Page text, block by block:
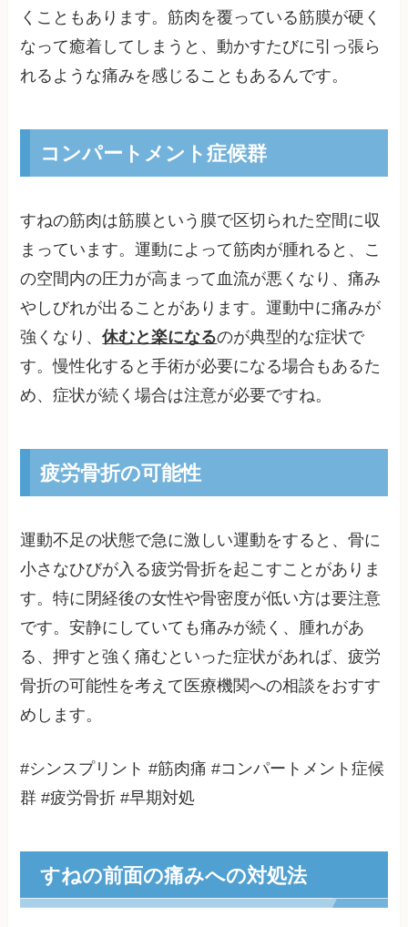
くこともあります。筋肉を覆っている筋膜が硬く
なって癒着してしまうと、動かすたびに引っ張ら
れるような痛みを感じることもあるんです。
コンパートメント症候群
すねの筋肉は筋膜という膜で区切られた空間に収
まっています。運動によって筋肉が腫れると、こ
の空間内の圧力が高まって血流が悪くなり、痛み
やしびれが出ることがあります。運動中に痛みが
強くなり、休むと楽になるのが典型的な症状で
す。慢性化すると手術が必要になる場合もあるた
め、症状が続く場合は注意が必要ですね。
疲労骨折の可能性
運動不足の状態で急に激しい運動をすると、骨に
小さなひびが入る疲労骨折を起こすことがありま
す。特に閉経後の女性や骨密度が低い方は要注意
です。安静にしていても痛みが続く、腫れがあ
る、押すと強く痛むといった症状があれば、疲労
骨折の可能性を考えて医療機関への相談をおすす
めします。
#シンスプリント #筋肉痛 #コンパートメント症候
群 #疲労骨折 #早期対処
すねの前面の痛みへの対処法